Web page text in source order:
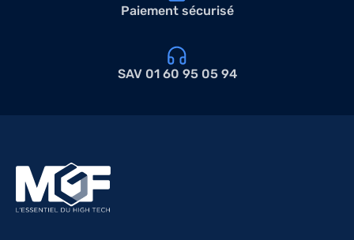
Paiement sécurisé
SAV 01 60 95 05 94